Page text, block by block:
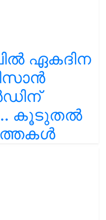
ഏകദിന
കൂടുതൽ